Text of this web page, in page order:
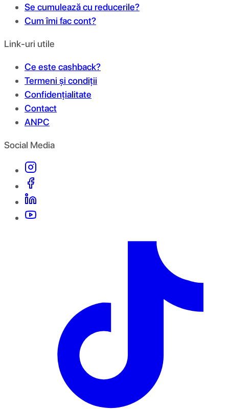
Se cumulează cu reducerile?
Cum îmi fac cont?
Link-uri utile
Ce este cashback?
Termeni și condiții
Confidențialitate
Contact
ANPC
Social Media